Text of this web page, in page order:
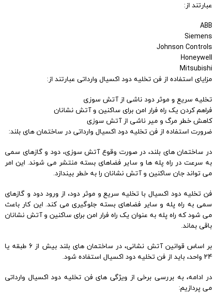
عبارتند از:
ABB
Siemens
Johnson Controls
Honeywell
Mitsubishi
مزایای استفاده از فن تخلیه دود اکسیال وارداتی عبارتند از:
تخلیه سریع و موثر دود ناشی از آتش سوزی
فراهم کردن یک راه فرار امن برای ساکنین و آتش نشانان
کاهش خطر مرگ و میر ناشی از آتش سوزی
ضرورت استفاده از فن تخلیه دود اکسیال وارداتی در ساختمان های بلند:
در ساختمان های بلند، در صورت وقوع آتش سوزی، دود و گازهای سمی
به سرعت در راه پله ها و سایر فضاهای بسته منتشر می شوند. این امر
می تواند جان ساکنین و آتش نشانان را به خطر بیندازد.
فن تخلیه دود اکسیال با تخلیه سریع و موثر دود، از ورود دود و گازهای
سمی به راه پله و سایر فضاهای بسته جلوگیری می کند. این کار باعث
می شود که راه پله به عنوان یک راه فرار امن برای ساکنین و آتش نشانان
باقی بماند.
بر اساس قوانین آتش نشانی، در ساختمان های بلند بیش از 6 طبقه یا
24 واحد، باید از فن تخلیه دود اکسیال استفاده شود.
در ادامه، به بررسی برخی از ویژگی های فن تخلیه دود اکسیال وارداتی
می پردازیم: